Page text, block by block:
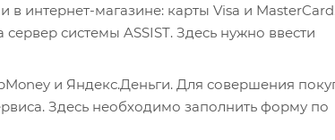
интернет-магазине: карты Visa и
системы ASSIST. Здесь нужно ввести
и Яндекс.Деньги. Для совершения
Здесь необходимо заполнить форму по